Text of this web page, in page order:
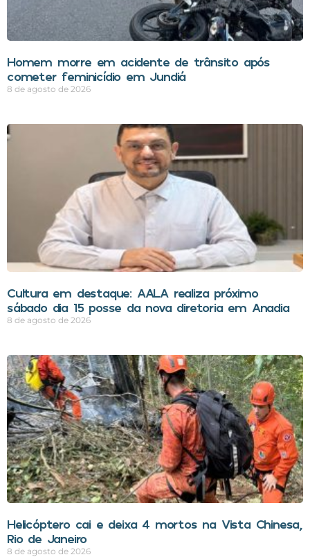
Homem morre em acidente de trânsito após
cometer feminicídio em Jundiá
8 de agosto de 2026
Cultura em destaque: AALA realiza próximo
sábado dia 15 posse da nova diretoria em Anadia
8 de agosto de 2026
Helicóptero cai e deixa 4 mortos na Vista Chinesa,
Rio de Janeiro
8 de agosto de 2026